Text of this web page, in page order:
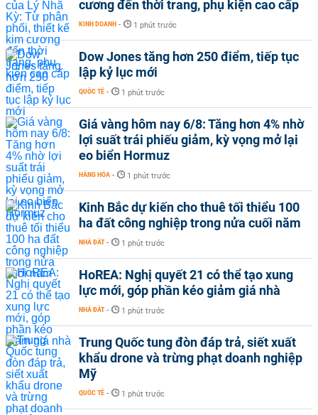
cương đến thời trang, phụ kiện cao cấp
KINH DOANH - 1 phút trước
Dow Jones tăng hơn 250 điểm, tiếp tục
lập kỷ lục mới
QUỐC TẾ - 1 phút trước
Giá vàng hôm nay 6/8: Tăng hơn 4% nhờ
lợi suất trái phiếu giảm, kỳ vọng mở lại
eo biển Hormuz
HÀNG HÓA - 1 phút trước
Kinh Bắc dự kiến cho thuê tối thiểu 100
ha đất công nghiệp trong nửa cuối năm
NHÀ ĐẤT - 1 phút trước
HoREA: Nghị quyết 21 có thể tạo xung
lực mới, góp phần kéo giảm giá nhà
NHÀ ĐẤT - 1 phút trước
Trung Quốc tung đòn đáp trả, siết xuất
khẩu drone và trừng phạt doanh nghiệp
Mỹ
QUỐC TẾ - 1 phút trước